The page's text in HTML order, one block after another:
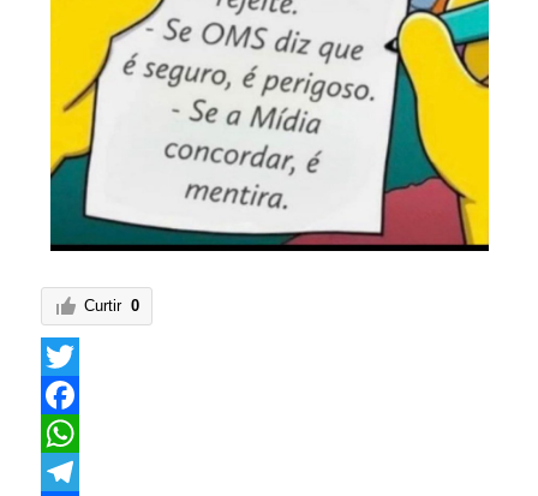
Curtir 0
Twitter
Facebook
WhatsApp